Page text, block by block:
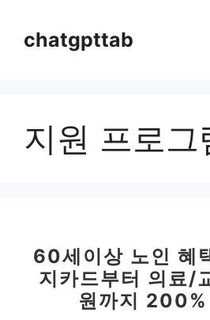
chatgpttab
지원 프로그
60세이상 노인 혜
지카드부터 의료/
원까지 200%